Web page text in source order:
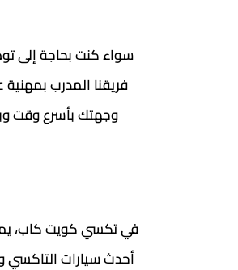
سواء كنت بحاجة إلى
فريقنا المدرب
وجهتك بأسرع وقت
أحدث سيارات